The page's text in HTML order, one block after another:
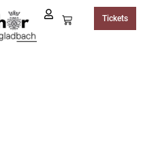
Tickets